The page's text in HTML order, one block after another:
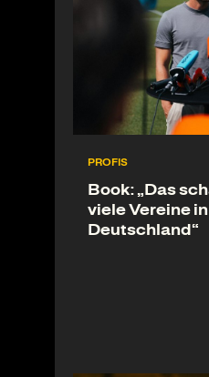
PROFIS
Book: „Das
viele Vereine in
Deutschland“